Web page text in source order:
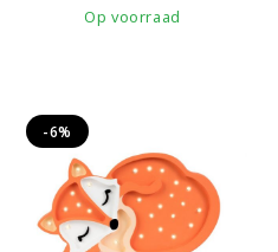
Op voorraad
-6%